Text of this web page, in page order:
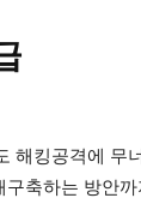
해킹공격에 무
축하는 방안